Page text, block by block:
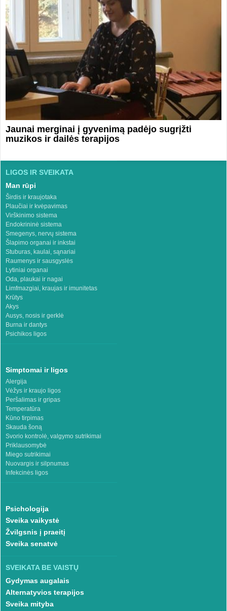
Jaunai merginai į gyvenimą padėjo sugrįžti
muzikos ir dailės terapijos
LIGOS IR SVEIKATA
Man rūpi
Širdis ir kraujotaka
Plaučiai ir kvėpavimas
Virškinimo sistema
Endokrininė sistema
Smegenys, nervų sistema
Šlapimo organai ir inkstai
Stuburas, kaulai, sąnariai
Raumenys ir sausgyslės
Lytiniai organai
Oda, plaukai ir nagai
Limfmazgiai, kraujas ir imunitetas
Krūtys
Akys
Ausys, nosis ir gerklė
Burna ir dantys
Psichikos ligos
Simptomai ir ligos
Alergija
Vėžys ir kraujo ligos
Peršalimas ir gripas
Temperatūra
Kūno tirpimas
Skauda šoną
Svorio kontrolė, valgymo sutrikimai
Priklausomybė
Miego sutrikimai
Nuovargis ir silpnumas
Infekcinės ligos
Psichologija
Sveika vaikystė
Žvilgsnis į praeitį
Sveika senatvė
SVEIKATA BE VAISTŲ
Gydymas augalais
Alternatyvios terapijos
Sveika mityba